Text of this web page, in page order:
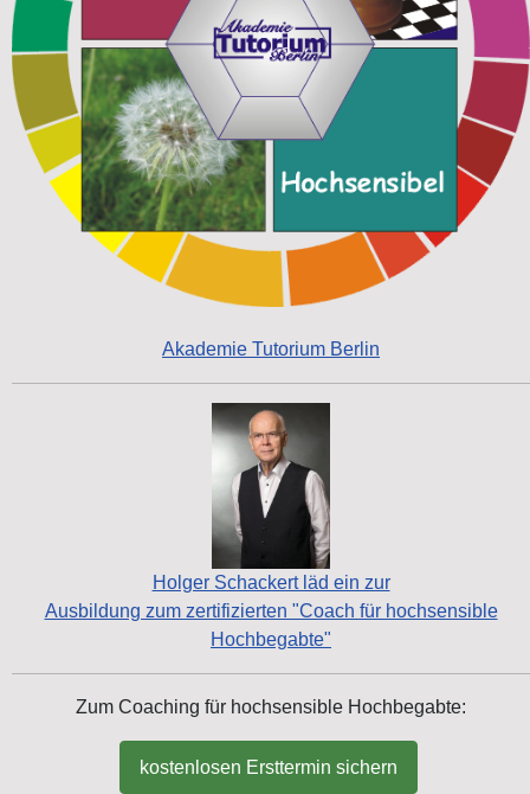
Akademie Tutorium Berlin
Holger Schackert läd ein zur
Ausbildung zum zertifizierten "Coach für hochsensible
Hochbegabte"
Zum Coaching für hochsensible Hochbegabte:
kostenlosen Ersttermin sichern